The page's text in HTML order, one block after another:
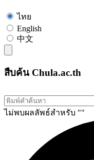
ไทย
English
中文
สืบค้น Chula.ac.th
ไม่พบผลลัพธ์สำหรับ ""